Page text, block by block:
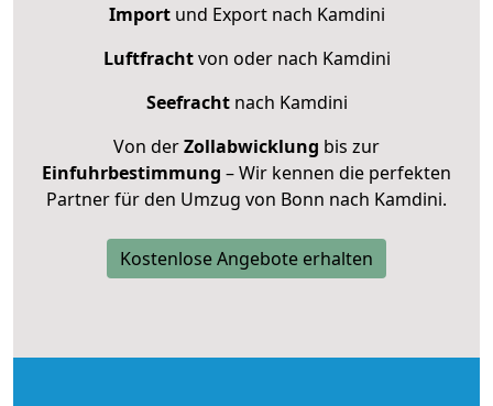
Importund Export nach Kamdini
Luftfrachtvon oder nach Kamdini
Seefrachtnach Kamdini
Von derZollabwicklung bis zur
Einfuhrbestimmung – Wir kennen die perfekten
Partner für den Umzug von Bonn nach Kamdini.
Kostenlose Angebote erhalten